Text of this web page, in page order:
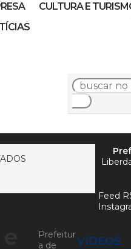
CULTURA E
VÍDEOS
Feed
Prefeitur
a de